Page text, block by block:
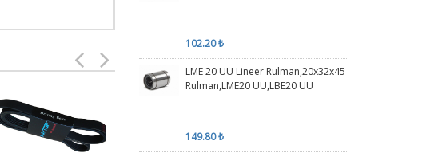
102.20 ₺
LME 20 UU Lineer Rulman,20x32x45
Rulman,LME20 UU,LBE20 UU
149.80 ₺